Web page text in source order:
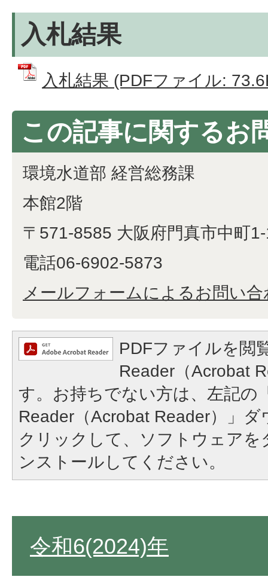
入札結果
入札結果 (PDFファイル:
この記事に関するお
環境水道部 経営総務課
本館2階
〒571-8585 大阪府門真市中町
電話06-6902-5873
メールフォームによるお問い合
PDFファイルを閲
Reader（Acrobat
す。お持ちでない方は、左記の
Reader（Acrobat Reader）」
クリックして、ソフトウェア
ンストールしてください。
令和6(2024)年